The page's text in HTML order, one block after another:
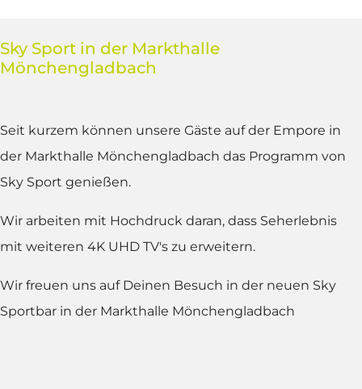
Sky Sport in der Markthalle
Mönchengladbach
Seit kurzem können unsere Gäste auf der Empore in
der Markthalle Mönchengladbach das Programm von
Sky Sport genießen.
Wir arbeiten mit Hochdruck daran, dass Seherlebnis
mit weiteren 4K UHD TV's zu erweitern.
Wir freuen uns auf Deinen Besuch in der neuen Sky
Sportbar in der Markthalle Mönchengladbach